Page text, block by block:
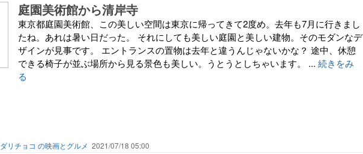
庭園美術館から清岸寺
東京都庭園美術館、この美しい空間は東京に帰ってきて2度め。去年も7月に行きまし
たね。あれは暑い日だった。 それにしても美しい庭園と美しい建物。そのモダンなデ
ザインが見事です。 エントランスの置物は去年と違うんじゃないかな？ 途中、休憩
できる椅子が並ぶ場所から見る景色も美しい。うとうとしちゃいます。 ... 続きをみ
る
ダリチョコ の映画とグルメ 2021/07/18 05:00